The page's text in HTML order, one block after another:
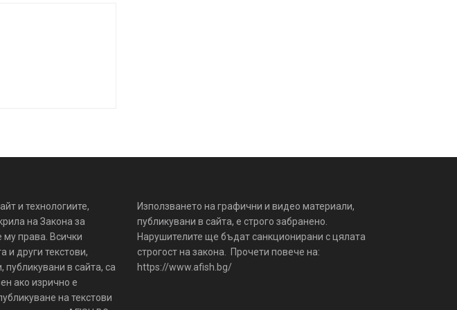
и технологиите,
на Закона за
му права. Всички
и други текстови,
в сайта, са
ако изрично е
на текстови
Използването на графични и видео материали,
публикувани в сайта, е строго забранено.
Нарушителите ще бъдат санкционирани с цялата
строгост на закона. Прочети повече на:
https://www.afish.bg/